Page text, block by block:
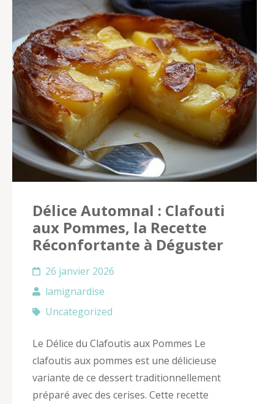
Délice Automnal : Clafouti
aux Pommes, la Recette
Réconfortante à Déguster
26 janvier 2026
lamignardise
Uncategorized
Le Délice du Clafoutis aux Pommes Le
clafoutis aux pommes est une délicieuse
variante de ce dessert traditionnellement
préparé avec des cerises. Cette recette